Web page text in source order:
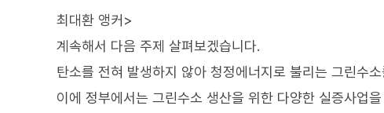
최대환 앵커>
계속해서 다음 주제 살펴보겠습니다.
탄소를 전혀 발생하지 않아 청정에너지로 불리는 그린수
이에 정부에서는 그린수소 생산을 위한 다양한 실증사업